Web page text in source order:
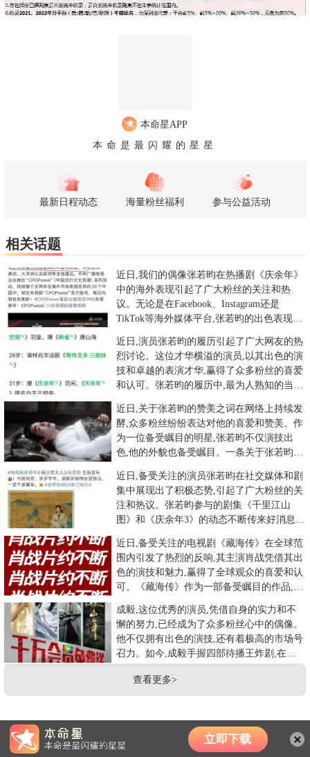
本命星APP
本命是最闪耀的星星
最新日程动态 海量粉丝福利 参与公益活动
相关话题
近日,我们的偶像张若昀在热播剧《庆余年》
中的海外表现引起了广大粉丝的关注和热
议。无论是在Facebook、Instagram还是
TikTok等海外媒体平台,张若昀的出色表现都
近日,演员张若昀的履历引起了广大网友的热
烈讨论。这位才华横溢的演员,以其出色的演
技和卓越的表演才华,赢得了众多粉丝的喜爱
和认可。张若昀的履历中,最为人熟知的当属
近日,关于张若昀的赞美之词在网络上持续发
酵,众多粉丝纷纷表达对他的喜爱和赞美。作
为一位备受瞩目的明星,张若昀不仅演技出
色,他的外貌也备受瞩目。一条关于张若昀的
近日,备受关注的演员张若昀在社交媒体和剧
集中展现出了积极态势,引起了广大粉丝的关
注和热议。张若昀参与的剧集《千里江山
图》和《庆余年3》的动态不断传来好消息。
近日,备受关注的电视剧《藏海传》在全球范
围内引发了热烈的反响,其主演肖战凭借其出
色的演技和魅力,赢得了全球观众的喜爱和认
可。《藏海传》作为一部备受瞩目的作品,自
成毅,这位优秀的演员,凭借自身的实力和不
懈的努力,已经成为了众多粉丝心中的偶像。
他不仅拥有出色的演技,还有着极高的市场号
召力。如今,成毅手握四部待播王炸剧,在三
查看更多>
立即下载